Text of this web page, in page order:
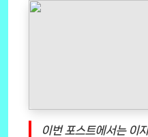
이번 포스트에서는 이